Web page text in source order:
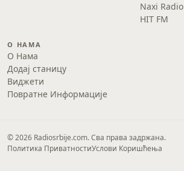
Naxi Radio
HIT FM
О НАМА
О Нама
Додај станицу
Виджети
Повратне Информације
© 2026 Radiosrbije.com. Сва права задржана.
Политика ПриватностиУслови Коришћења